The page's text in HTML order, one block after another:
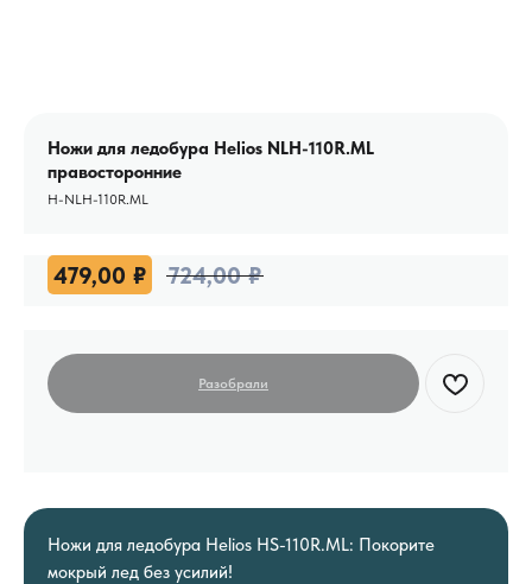
Ножи для ледобура Helios NLH-110R.ML
правосторонние
H-NLH-110R.ML
479,00 ₽ 724,00 ₽
Ножи для ледобура Helios HS-110R.ML: Покорите
мокрый лед без усилий!